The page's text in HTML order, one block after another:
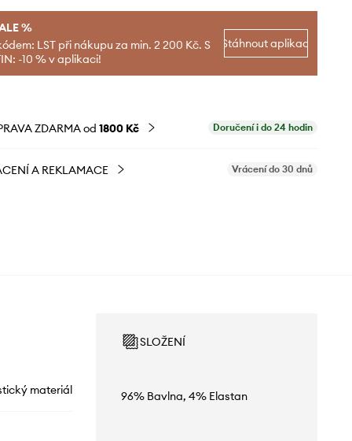
%
LST při nákupu za min. 2 200 Kč. S
-10 % v aplikaci!
Stáhnout aplikaci
ZDARMA od 1800 Kč Doručení i do 24 hodin
A REKLAMACE Vrácení do 30 dnů
materiál
SLOŽENÍ
96% Bavlna, 4% Elastan